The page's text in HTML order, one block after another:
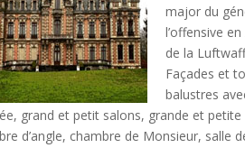
major du
l’offensive
de la
Façades et
balustres
grand et petit salons, grande et
d’angle, chambre de Monsieur,